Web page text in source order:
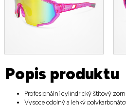
Popis produktu
Profesionální cylindrický štítový
Vysoce odolný a lehký